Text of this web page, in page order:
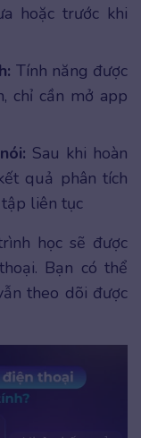
hoặc trước khi
Tính năng được
chỉ cần mở app
Sau khi hoàn
quả phân tích
liên tục
học sẽ được
Bạn có thể
theo dõi được